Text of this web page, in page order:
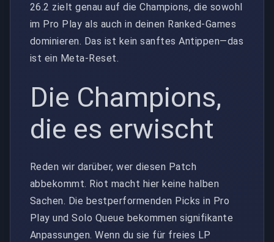
26.2 zielt genau auf die Champions, die sowohl
im Pro Play als auch in deinen Ranked-Games
dominieren. Das ist kein sanftes Antippen—das
ist ein Meta-Reset.
Die Champions,
die es erwischt
Reden wir darüber, wer diesen Patch
abbekommt. Riot macht hier keine halben
Sachen. Die bestperformenden Picks in Pro
Play und Solo Queue bekommen signifikante
Anpassungen. Wenn du sie für freies LP